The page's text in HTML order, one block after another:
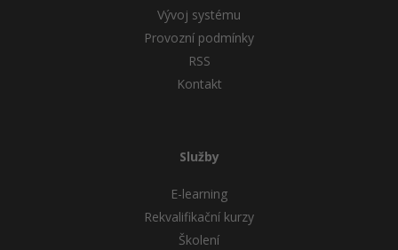
Vývoj systému
Provozní podmínky
RSS
Kontakt
Služby
E-learning
Rekvalifikační kurzy
Školení